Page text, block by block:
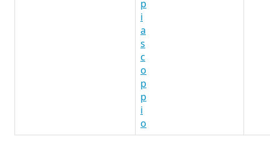
p
i
a
s
c
o
p
p
i
o